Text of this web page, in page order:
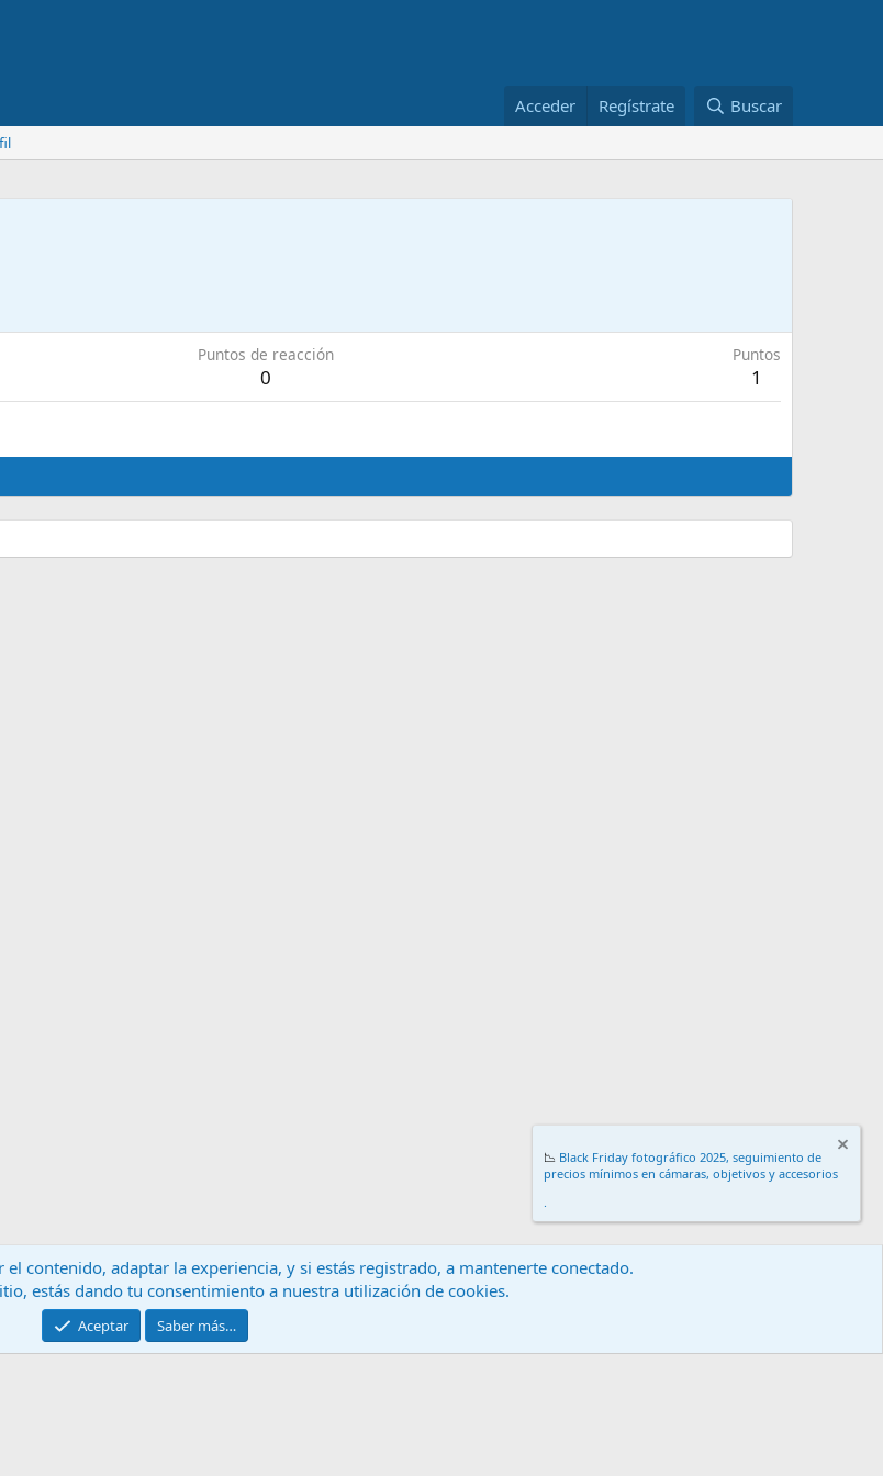
Acceder Regístrate Buscar
Puntos de reacción
0
Puntos
1
Contáctanos Términos y reglas
platform by XenForo® © 2010-2024 XenForo Ltd.
📉 Black Friday fotográfico 2025, seguimiento de
precios mínimos en cámaras, objetivos y accesorios
.
contenido, adaptar la experiencia, y si estás registrado, a mantenerte conectado.
estás dando tu consentimiento a nuestra utilización de cookies.
Aceptar Saber más…